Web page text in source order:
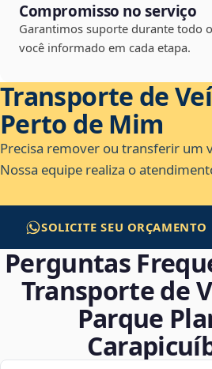
Compromisso no serviço
Garantimos suporte durante todo
você informado em cada etapa.
Transporte de
Perto de Mim
Precisa remover ou transferir um
Nossa equipe realiza o
SOLICITE SEU ORÇAMENTO
Perguntas
Transporte de
Parque